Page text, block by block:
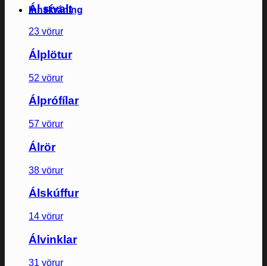
Innskráning
Ál sívalt
23 vörur
Álplötur
52 vörur
Álprófílar
57 vörur
Álrör
38 vörur
Álskúffur
14 vörur
Álvinklar
31 vörur